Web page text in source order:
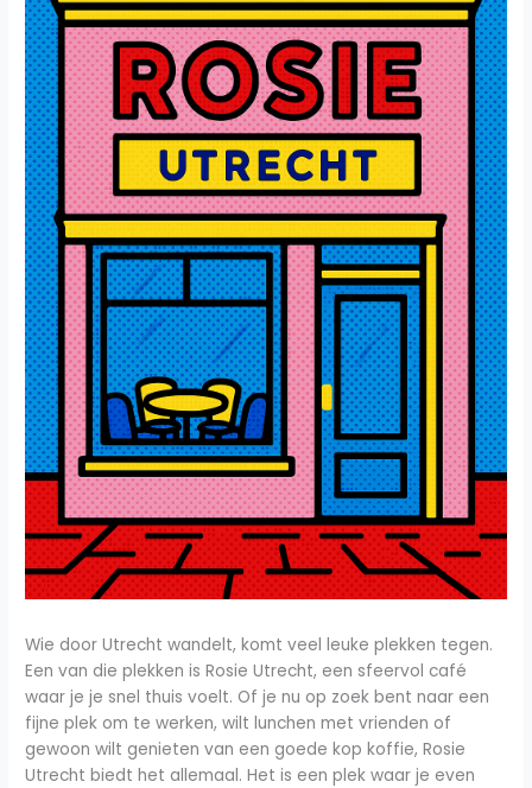
Wie door Utrecht wandelt, komt veel leuke plekken tegen.
Een van die plekken is Rosie Utrecht, een sfeervol café
waar je je snel thuis voelt. Of je nu op zoek bent naar een
fijne plek om te werken, wilt lunchen met vrienden of
gewoon wilt genieten van een goede kop koffie, Rosie
Utrecht biedt het allemaal. Het is een plek waar je even